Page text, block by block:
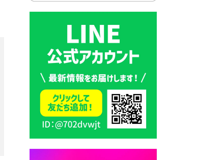
中学校の進捗状況について
2026年7月30日 豊前市立学校
再編成準備協議会
2026年7月30日 豊前市立学校
紹介≪再編計画の見直しにつ
いて≫
2026年7月29日 豊前市指定ご
み袋販売のお知らせ